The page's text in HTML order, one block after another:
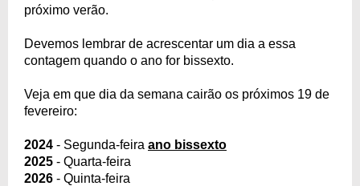
próximo verão.
Devemos lembrar de acrescentar um dia a essa
contagem quando o ano for bissexto.
Veja em que dia da semana cairão os próximos 19 de
fevereiro:
2024 - Segunda-feira ano bissexto
2025 - Quarta-feira
2026 - Quinta-feira